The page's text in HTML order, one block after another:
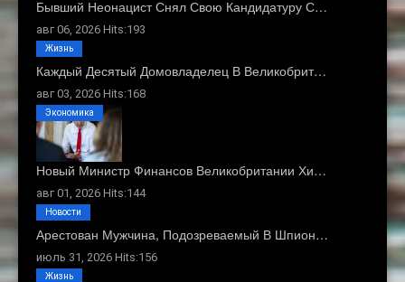
Бывший Неонацист Снял Свою Кандидатуру С…
авг 06, 2026 Hits:193
Каждый Десятый Домовладелец В Великобрит…
авг 03, 2026 Hits:168
Жизнь
Новый Министр Финансов Великобритании Хи…
авг 01, 2026 Hits:144
Экономика
Арестован Мужчина, Подозреваемый В Шпион…
июль 31, 2026 Hits:156
Новости
Жизнь